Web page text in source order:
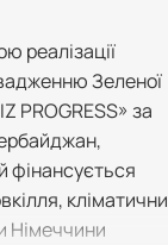
2026
реалізації
Зеленої
PROGRESS» за
фінансується
Німеччини